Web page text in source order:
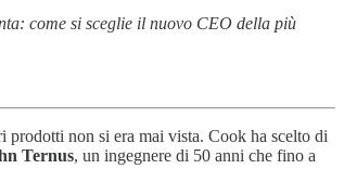
come si sceglie il nuovo CEO della più
non si era mai vista. Cook ha scelto di
Ternus, un ingegnere di 50 anni che fino a